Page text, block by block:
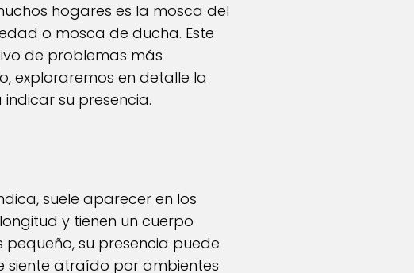
hogares es la mosca del
o mosca de ducha. Este
de problemas más
exploraremos en detalle la
su presencia.
suele aparecer en los
y tienen un cuerpo
su presencia puede
siente atraído por ambientes